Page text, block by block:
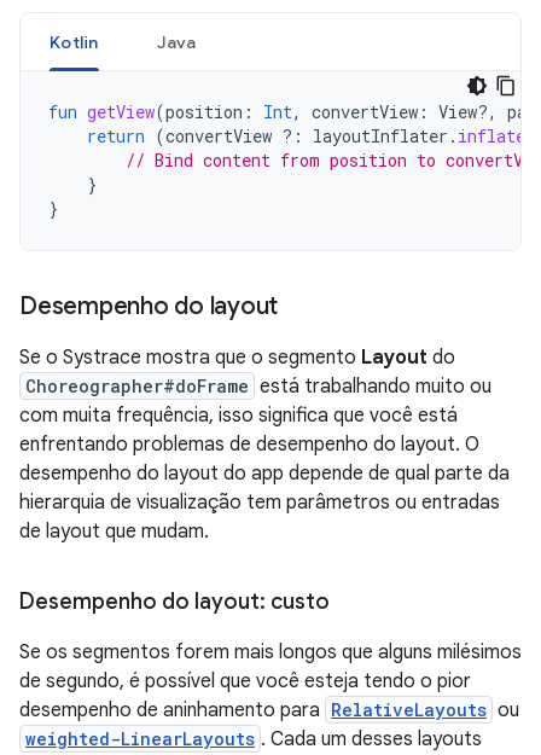
Kotlin Java
fun getView(position : Int, convertView : View?,
return (convertView ?: layoutInflater . inflate
// Bind content from position to
}
}
Desempenho do layout
Se o Systrace mostra que o segmento Layout do
Choreographer#doFrame está trabalhando muito ou
com muita frequência, isso significa que você está
enfrentando problemas de desempenho do layout. O
desempenho do layout do app depende de qual parte da
hierarquia de visualização tem parâmetros ou entradas
de layout que mudam.
Desempenho do layout: custo
Se os segmentos forem mais longos que alguns milésimos
de segundo, é possível que você esteja tendo o pior
desempenho de aninhamento para RelativeLayouts ou
weighted-LinearLayouts . Cada um desses layouts